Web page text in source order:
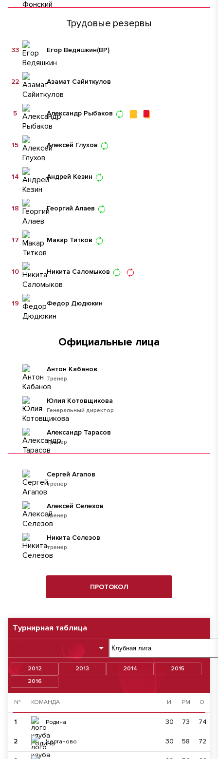
Турнирная таблица
2012 2013 2014
2015
2016
№ КОМАНДА И РМ О
1 Родина 30 73 74
2 Чертаново 30 58 72
Трудовые резервы
Егор Ведяшкин(ВР)
33
Азамат Сайиткулов
22
Александр Рыбаков
5
Алексей Глухов
15
Андрей Кезин
14
Георгий Алаев
18
Макар Титков
17
Никита Саломыков
10
Федор Дюдюкин
19
Официальные лица
Тренер
Антон Кабанов
Генеральный директор
Юлия Котовщикова
Тренер
Александр Тарасов
тренер
Сергей Агапов
тренер
Алексей Селезов
тренер
Никита Селезов
ПРОТОКОЛ